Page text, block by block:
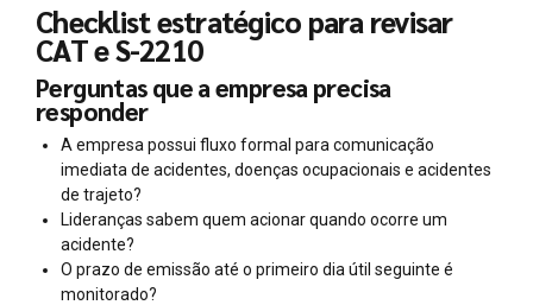
Checklist estratégico para revisar
CAT e S-2210
Perguntas que a empresa precisa
responder
A empresa possui fluxo formal para comunicação
imediata de acidentes, doenças ocupacionais e acidentes
de trajeto?
Lideranças sabem quem acionar quando ocorre um
acidente?
O prazo de emissão até o primeiro dia útil seguinte é
monitorado?